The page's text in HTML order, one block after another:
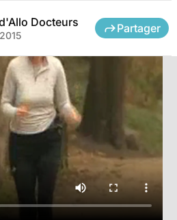
Docteurs Partager